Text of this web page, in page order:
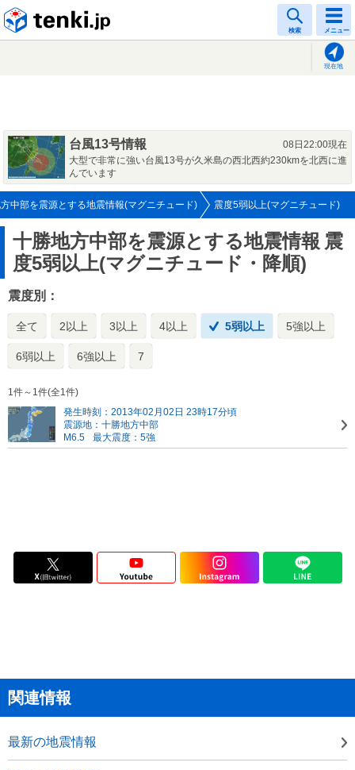
検索 メニュー
現在地
台風13号情報
08日22:00現在
大型で非常に強い台風13号が久米島の西北西約230kmを北西に進
んでいます
中部を震源とする地震情報(マグニチュード) 震度5弱以上(マグニチュード)
十勝地方中部を震源とする地震情報 震
度5弱以上(マグニチュード・降順)
震度別：
全て 2以上 3以上 4以上 5弱以上 5強以上
6弱以上 6強以上 7
1件～1件(全1件)
発生時刻：2013年02月02日 23時17分頃
震源地：十勝地方中部
M6.5
最大震度：5強
関連情報
最新の地震情報